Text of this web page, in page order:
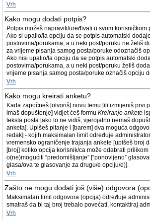
Vrh
Kako mogu dodati potpis?
Potpis možeš napraviti/uređivati u svom korisničkom
Ako si upalio/la opciju da se potpis automatski
postovima/porukama, a u neki post/poruku ne želiš
za vrijeme pisanja samog posta/poruke odoznačiš
Ako nisi upalio/la opciju da se potpis automatski
postovima/porukama, a u neki post/poruku želiš
vrijeme pisanja samog posta/poruke označiš opciju
Vrh
Kako mogu kreirati anketu?
Kada započneš [otvoriš] novu temu [ili izmijeniš prvi
imaš dopuštenje] vidjet ćeš formu Kreiranje ankete
teksta posta [ako to ne vidiš, vjerojatno nemaš
anketa]. Upišeš pitanje i [barem] dva moguća
redak] - kojih maksimalan limit određuje
vremensko ograničenje trajanja ankete [upišeš broj
[broj] koliko opcija korisnik/ca može odabrati
o(ne)mogućiti “predomišljanje” [“ponovljeno”
glasa/ova te glasovanje za drugu/e opciju/e)].
Vrh
Zašto ne mogu dodati još (više) odgovora
Maksimalan limit odgovora (opcija) određuje
smatraš da bi taj broj trebalo povećati, kontaktiraj
Vrh